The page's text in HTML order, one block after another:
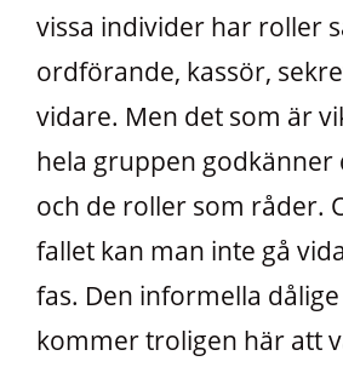
vissa individer har roller
ordförande, kassör,
vidare. Men det som är
hela gruppen godkänner
och de roller som råder.
fallet kan man inte gå
fas. Den informella
kommer troligen här att